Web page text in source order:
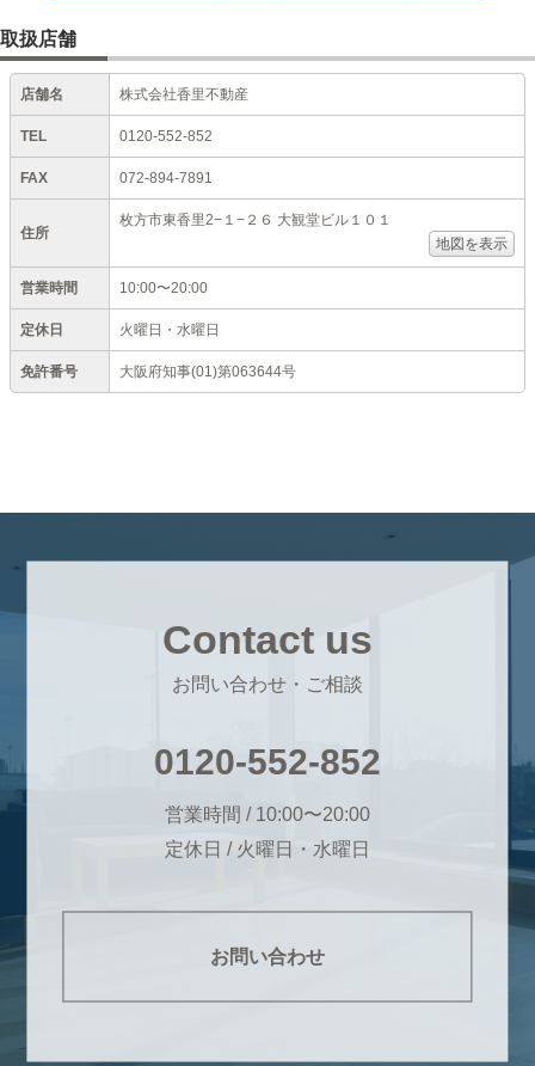
取扱店舗
店舗名 株式会社香里不動産
TEL 0120-552-852
FAX 072-894-7891
住所
枚方市東香里2−１−２６ 大観堂ビル１０１
地図を表示
営業時間 10:00〜20:00
定休日 火曜日・水曜日
免許番号 大阪府知事(01)第063644号
Contact us
お問い合わせ・ご相談
0120-552-852
営業時間 / 10:00〜20:00
定休日 / 火曜日・水曜日
お問い合わせ